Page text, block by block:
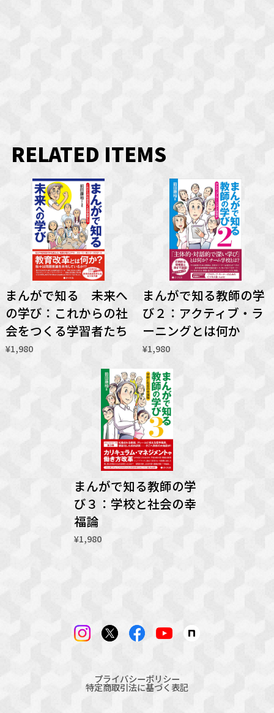
RELATED ITEMS
まんがで知る 未来へ
の学び：これからの社
会をつくる学習者たち
¥1,980
まんがで知る教師の学
び２：アクティブ・ラ
ーニングとは何か
¥1,980
まんがで知る教師の学
び３：学校と社会の幸
福論
¥1,980
プライバシーポリシー
特定商取引法に基づく表記